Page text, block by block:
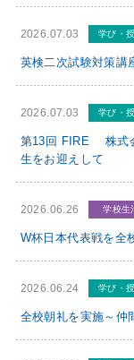
2026.07.03 学び・
英検二次試験対策講
2026.07.03 学び・
第13回 FIRE 株式
生をお迎えして
2026.06.26 学校生
W杯日本代表戦を全
2026.06.24 学び・
全校朝礼を実施～仲